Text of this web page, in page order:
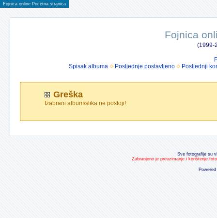
Fojnica online Pocetna stranica
Fojnica
(1999-
Spisak albuma
Posljednje postavljeno Posljednji
Greška
Izabrani album/slika ne postoji!
Sve fotografije su
Zabranjeno je preuzimanje i korištenje